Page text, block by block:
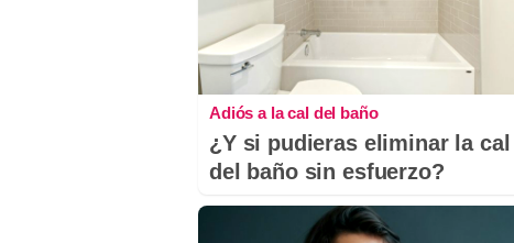
Adiós a la cal del baño
¿Y si pudieras eliminar la cal
del baño sin esfuerzo?